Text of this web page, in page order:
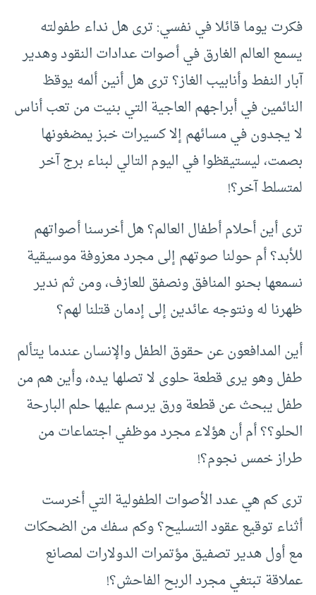
فكرت يوما قائلا في نفسي: ترى هل نداء طفولته
يسمع العالم الغارق في أصوات عدادات النقود وهدير
آبار النفط وأنابيب الغاز؟ ترى هل أنين ألمه يوقظ
النائمين في أبراجهم العاجية التي بنيت من تعب أناس
لا يجدون في مسائهم إلا كسيرات خبز يمضغونها
بصمت، ليستيقظوا في اليوم التالي لبناء برج آخر
لمتسلط آخر؟!
ترى أين أحلام أطفال العالم؟ هل أخرسنا أصواتهم
للأبد؟ أم حولنا صوتهم إلى مجرد معزوفة موسيقية
نسمعها بحنو المنافق ونصفق للعازف، ومن ثم ندير
ظهرنا له ونتوجه عائدين إلى إدمان قتلنا لهم؟
أين المدافعون عن حقوق الطفل والإنسان عندما يتألم
طفل وهو يرى قطعة حلوى لا تصلها يده، وأين هم من
طفل يبحث عن قطعة ورق يرسم عليها حلم البارحة
الحلو؟؟ أم أن هؤلاء مجرد موظفي اجتماعات من
طراز خمس نجوم؟!
ترى كم هي عدد الأصوات الطفولية التي أخرست
أثناء توقيع عقود التسليح؟ وكم سفك من الضحكات
مع أول هدير تصفيق مؤتمرات الدولارات لمصانع
عملاقة تبتغي مجرد الربح الفاحش؟!